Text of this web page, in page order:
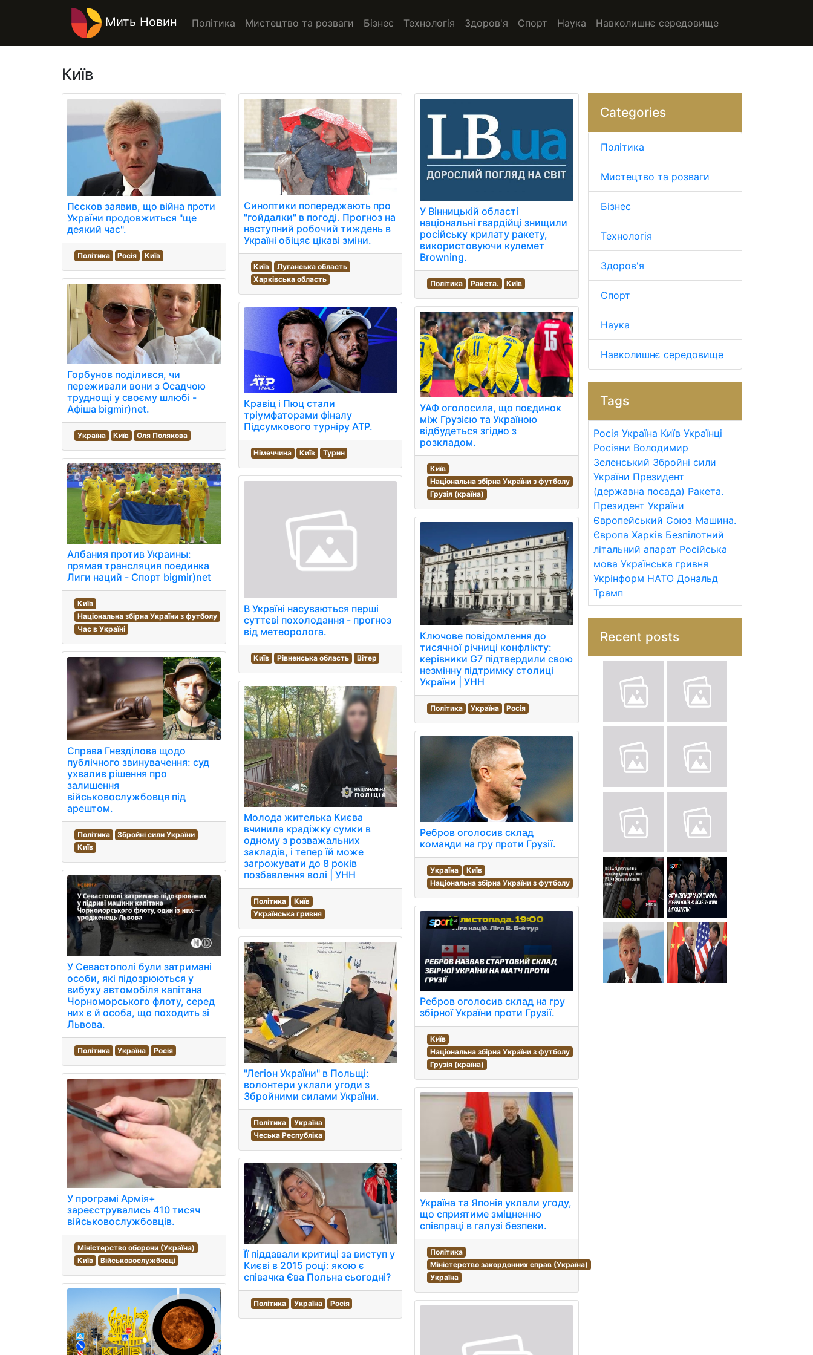
Мить Новин Політика Мистецтво та розваги Бізнес Технологія Здоров'я Спорт Наука Навколишнє середовище
Київ
Пєсков заявив, що війна проти
України продовжиться "ще
деякий час".
Політика Росія Київ
Горбунов поділився, чи
переживали вони з Осадчою
труднощі у своєму шлюбі -
Афіша bigmir)net.
Україна Київ Оля Полякова
Албания против Украины:
прямая трансляция поединка
Лиги наций - Спорт bigmir)net
Київ
Національна збірна України з футболу
Час в Україні
Справа Гнезділова щодо
публічного звинувачення: суд
ухвалив рішення про
залишення
військовослужбовця під
арештом.
Політика
Збройні сили України
Київ
У Севастополі були затримані
особи, які підозрюються у
вибуху автомобіля капітана
Чорноморського флоту, серед
них є й особа, що походить зі
Львова.
Політика Україна Росія
У програмі Армія+
зареєструвались 410 тисяч
військовослужбовців.
Міністерство оборони (Україна)
Київ
Військовослужбовці
Синоптики попереджають про
"гойдалки" в погоді. Прогноз на
наступний робочий тиждень в
Україні обіцяє цікаві зміни.
Київ
Луганська область
Харківська область
Кравіц і Пюц стали
тріумфаторами фіналу
Підсумкового турніру ATP.
Німеччина Київ Турин
В Україні насуваються перші
суттєві похолодання - прогноз
від метеоролога.
Київ Рівненська область Вітер
Молода жителька Києва
вчинила крадіжку сумки в
одному з розважальних
закладів, і тепер їй може
загрожувати до 8 років
позбавлення волі | УНН
Політика
Київ
Українська гривня
"Легіон України" в Польщі:
волонтери уклали угоди з
Збройними силами України.
Політика
Україна
Чеська Республіка
Її піддавали критиці за виступ у
Києві в 2015 році: якою є
співачка Єва Польна сьогодні?
Політика Україна Росія
У Вінницькій області
національні гвардійці знищили
російську крилату ракету,
використовуючи кулемет
Browning.
Політика Ракета. Київ
УАФ оголосила, що поєдинок
між Грузією та Україною
відбудеться згідно з
розкладом.
Київ
Національна збірна України з футболу
Грузія (країна)
Ключове повідомлення до
тисячної річниці конфлікту:
керівники G7 підтвердили свою
незмінну підтримку столиці
України | УНН
Політика Україна Росія
Ребров оголосив склад
команди на гру проти Грузії.
Україна
Київ
Національна збірна України з футболу
Ребров оголосив склад на гру
збірної України проти Грузії.
Київ
Національна збірна України з футболу
Грузія (країна)
Україна та Японія уклали угоду,
що сприятиме зміцненню
співпраці в галузі безпеки.
Політика
Міністерство закордонних справ (Україна)
Україна
Categories
Політика
Мистецтво та розваги
Бізнес
Технологія
Здоров'я
Спорт
Наука
Навколишнє середовище
Tags
Росія Україна Київ Українці
Росіяни Володимир
Зеленський Збройні сили
України Президент
(державна посада) Ракета.
Президент України
Європейський Союз Машина.
Європа Харків Безпілотний
літальний апарат Російська
мова Українська гривня
Укрінформ НАТО Дональд
Трамп
Recent posts